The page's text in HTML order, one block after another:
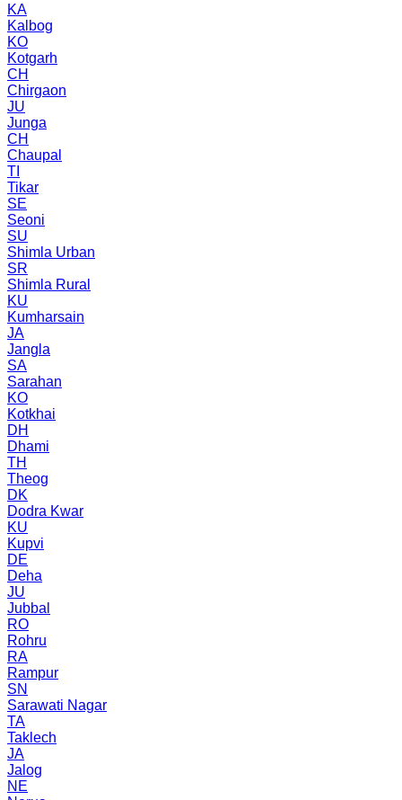
KA
Kalbog
KO
Kotgarh
CH
Chirgaon
JU
Junga
CH
Chaupal
TI
Tikar
SE
Seoni
SU
Shimla Urban
SR
Shimla Rural
KU
Kumharsain
JA
Jangla
SA
Sarahan
KO
Kotkhai
DH
Dhami
TH
Theog
DK
Dodra Kwar
KU
Kupvi
DE
Deha
JU
Jubbal
RO
Rohru
RA
Rampur
SN
Sarawati Nagar
TA
Taklech
JA
Jalog
NE